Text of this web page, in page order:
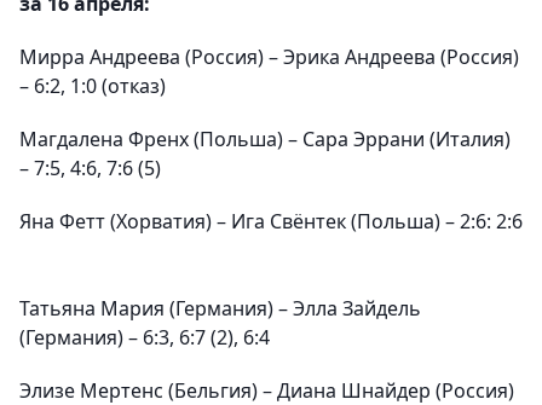
Мирра Андреева (Россия) – Эрика Андреева (Россия)
– 6:2, 1:0 (отказ)
Магдалена Френх (Польша) – Сара Эррани (Италия)
– 7:5, 4:6, 7:6 (5)
Яна Фетт (Хорватия) – Ига Свёнтек (Польша) – 2:6: 2:6
Татьяна Мария (Германия) – Элла Зайдель
(Германия) – 6:3, 6:7 (2), 6:4
Элизе Мертенс (Бельгия) – Диана Шнайдер (Россия)